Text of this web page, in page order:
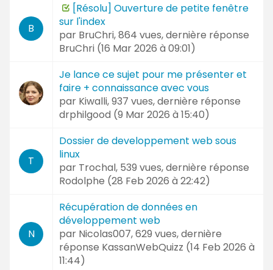
B
[Résolu] Ouverture de petite fenêtre
sur l'index
par BruChri, 864 vues, dernière réponse
BruChri (16 Mar 2026 à 09:01)
Je lance ce sujet pour me présenter et
faire + connaissance avec vous
par Kiwalli, 937 vues, dernière réponse
drphilgood (9 Mar 2026 à 15:40)
T
Dossier de developpement web sous
linux
par Trochal, 539 vues, dernière réponse
Rodolphe (28 Feb 2026 à 22:42)
N
Récupération de données en
développement web
par Nicolas007, 629 vues, dernière
réponse KassanWebQuizz (14 Feb 2026 à
11:44)